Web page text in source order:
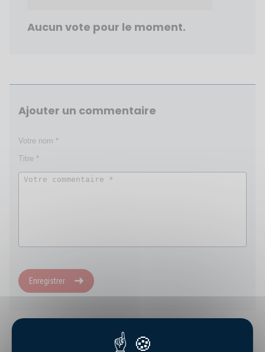
Aucun vote pour le moment.
Ajouter un commentaire
Enregistrer
NOS ASTUCES